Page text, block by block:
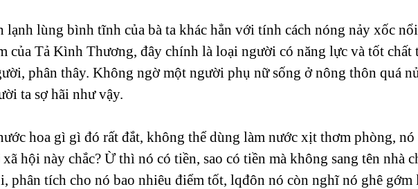
lạnh lùng bình tĩnh của bà ta khác hẳn với tính cách nóng nảy xốc
của Tả Kình Thương, đây chính là loại người có năng lực và tốt chất
phân thây. Không ngờ một người phụ nữ sống ở nông thôn quá
ta sợ hãi như vậy.
hoa gì gì đó rất đắt, không thể dùng làm nước xịt thơm phòng,
hội này chắc? Ừ thì nó có tiền, sao có tiền mà không sang tên nhà
phân tích cho nó bao nhiêu điểm tốt, lqđôn nó còn nghĩ nó ghê gớm